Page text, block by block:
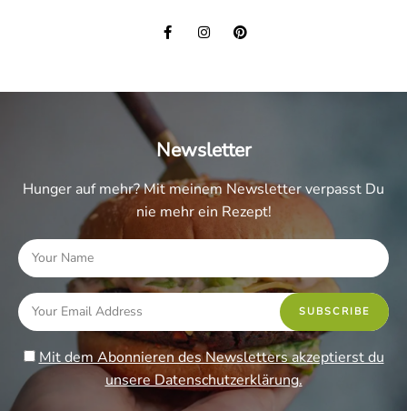
Newsletter
Hunger auf mehr? Mit meinem Newsletter verpasst Du
nie mehr ein Rezept!
Mit dem Abonnieren des Newsletters akzeptierst du
unsere Datenschutzerklärung.